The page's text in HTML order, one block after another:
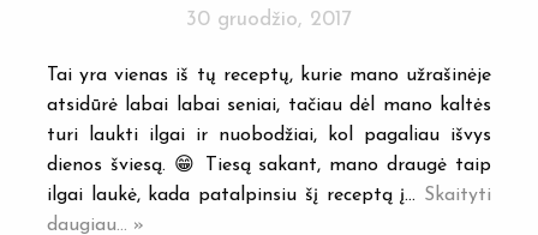
30 gruodžio, 2017
Tai yra vienas iš tų receptų, kurie mano užrašinėje
atsidūrė labai labai seniai, tačiau dėl mano kaltės
turi laukti ilgai ir nuobodžiai, kol pagaliau išvys
dienos šviesą. 😁 Tiesą sakant, mano draugė taip
ilgai laukė, kada patalpinsiu šį receptą į… Skaityti
daugiau... »